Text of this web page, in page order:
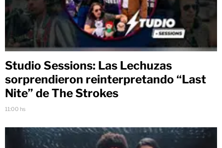
Studio Sessions: Las Lechuzas
sorprendieron reinterpretando “Last
Nite” de The Strokes
11:00 hs